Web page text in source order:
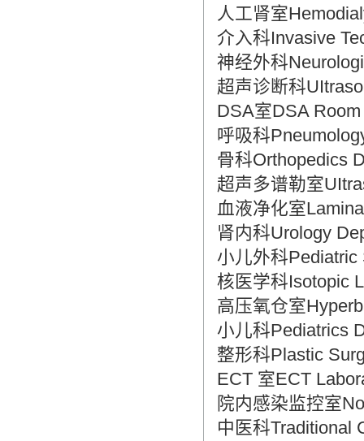
人工肾室
介入科Invasive
神经外科
超声诊断科
DSA室DSA Room
呼吸科
骨科Orthopedics
超声多谱勒室
血液净化室
肾内科Urology
小儿外科Pediatric
核医学科Isotopic
高压氧仓室
小儿科Pediatrics
整形科Plastic
ECT 室ECT
院内感染监控室
中医科Traditional